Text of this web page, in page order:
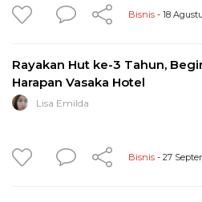
Bisnis - 18
Rayakan Hut ke-3 Tahun,
Harapan Vasaka Hotel
Lisa Emilda
Bisnis - 27